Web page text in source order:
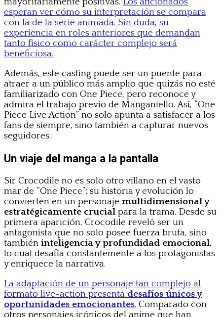
esperan ver cómo su interpretación se compara
con la de la serie animada. Sin duda, su
experiencia en roles anteriores que demandan
tanto físico como carácter complejo será
beneficiosa.
Además, este casting puede ser un puente para
atraer a un público más amplio que quizás no esté
familiarizado con One Piece, pero reconoce y
admira el trabajo previo de Manganiello. Así, “One
Piece Live Action” no solo apunta a satisfacer a los
fans de siempre, sino también a capturar nuevos
seguidores.
Un viaje del manga a la pantalla
Sir Crocodile no es solo otro villano en el vasto
mar de “One Piece”; su historia y evolución lo
convierten en un personaje multidimensional y
estratégicamente crucial para la trama. Desde su
primera aparición, Crocodile reveló ser un
antagonista que no solo posee fuerza bruta, sino
también inteligencia y profundidad emocional,
lo cual desafía constantemente a los protagonistas
y enriquece la narrativa.
La adaptación de un personaje tan complejo al
formato live-action presenta desafíos únicos y
oportunidades emocionantes. Comparado con
otros personajes icónicos del anime que han